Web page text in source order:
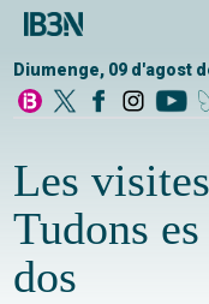
Diumenge, 09 d'agost
Les
Tudons
dos